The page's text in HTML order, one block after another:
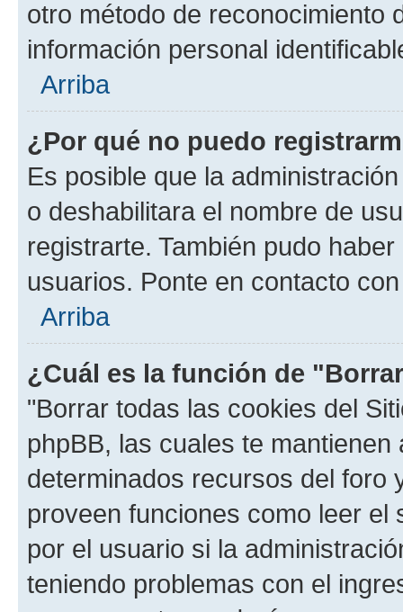
otro método de reconocimiento
información personal
Arriba
¿Por qué no puedo
Es posible que la
o deshabilitara el nombre de
registrarte. También pudo
usuarios. Ponte en contacto
Arriba
¿Cuál es la función de
"Borrar todas las cookies del
phpBB, las cuales te
determinados recursos del foro
proveen funciones como leer el
por el usuario si la
teniendo problemas con el